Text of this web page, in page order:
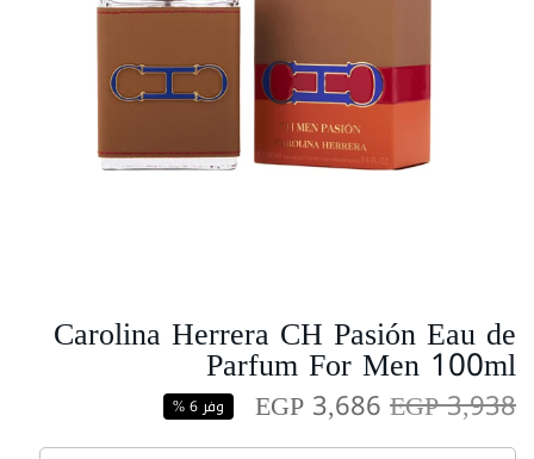
Carolina Herrera CH Pasión Eau de
Parfum For Men 100ml
EGP 3,938
EGP 3,686 وفر 6 %